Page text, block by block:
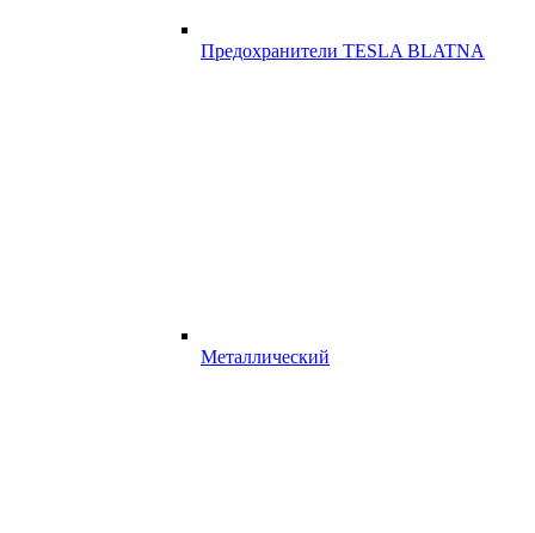
Предохранители TESLA BLATNA
Металлический